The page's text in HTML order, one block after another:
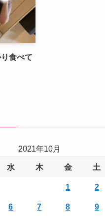
食べて
2021年10月
水 木 金 土
1 2
6 7 8 9